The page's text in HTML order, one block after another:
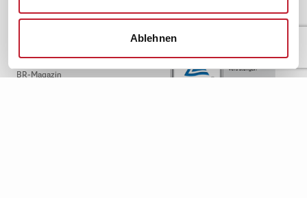
Ablehnen
Lexikon
Gesetze
BR-Magazin
Sicherheit durch geprüfte
Qualität!